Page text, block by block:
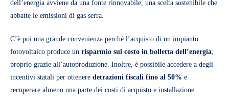
dell’energia avviene da una fonte rinnovabile, una scelta sostenibile che
abbatte le emissioni di gas serra.
C’è poi una grande convenienza perché l’acquisto di un impianto
fotovoltaico produce un risparmio sul costo in bolletta dell’energia
proprio grazie all’autoproduzione. Inoltre, è possibile accedere a degli
incentivi statali per ottenere detrazioni fiscali fino al 50% e
recuperare almeno una parte dei costi di acquisto e installazione.